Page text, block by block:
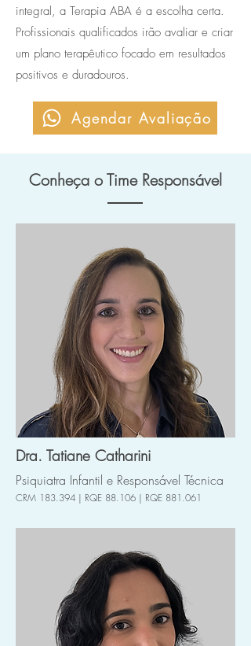
integral, a Terapia ABA é a escolha certa.
Profissionais qualificados irão avaliar e criar
um plano terapêutico focado em resultados
positivos e duradouros.
Agendar Avaliação
Conheça o Time Responsável
Dra. Tatiane Catharini
Psiquiatra Infantil e Responsável Técnica
CRM 183.394 | RQE 88.106 | RQE 881.061